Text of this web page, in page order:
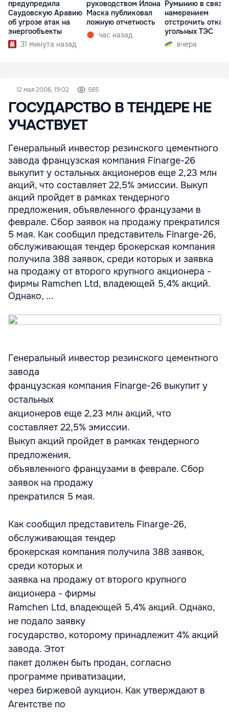
предупредила
Саудовскую Аравию
об угрозе атак на
энергообъекты
31 минута назад
руководством Илона
Маска публиковал
ложную отчетность
час назад
Румынию в связи
намерением
отстрочить отказ
угольных ТЭС
вчера
12 мая 2006, 19:02 565
ГОСУДАРСТВО В ТЕНДЕРЕ НЕ
УЧАСТВУЕТ
Генеральный инвестор резинского цементного
завода французская компания Finarge-26
выкупит у остальных акционеров еще 2,23 млн
акций, что составляет 22,5% эмиссии. Выкуп
акций пройдет в рамках тендерного
предложения, объявленного французами в
феврале. Сбор заявок на продажу прекратился
5 мая. Как сообщил представитель Finarge-26,
обслуживающая тендер брокерская компания
получила 388 заявок, среди которых и заявка
на продажу от второго крупного акционера -
фирмы Ramchen Ltd, владеющей 5,4% акций.
Однако, ...
Генеральный инвестор резинского цементного
завода
французская компания Finarge-26 выкупит у
остальных
акционеров еще 2,23 млн акций, что
составляет 22,5% эмиссии.
Выкуп акций пройдет в рамках тендерного
предложения,
объявленного французами в феврале. Сбор
заявок на продажу
прекратился 5 мая.
Как сообщил представитель Finarge-26,
обслуживающая тендер
брокерская компания получила 388 заявок,
среди которых и
заявка на продажу от второго крупного
акционера - фирмы
Ramchen Ltd, владеющей 5,4% акций. Однако,
не подало заявку
государство, которому принадлежит 4% акций
завода. Этот
пакет должен быть продан, согласно
программе приватизации,
через биржевой аукцион. Как утверждают в
Агентстве по